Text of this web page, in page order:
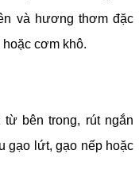
và hương thơm đặc
cơm khô.
bên trong, rút ngắn
gạo lứt, gạo nếp hoặc